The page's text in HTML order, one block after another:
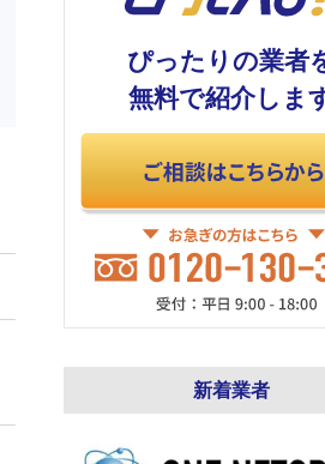
ぴったりの業者
無料で紹介しま
新着業者